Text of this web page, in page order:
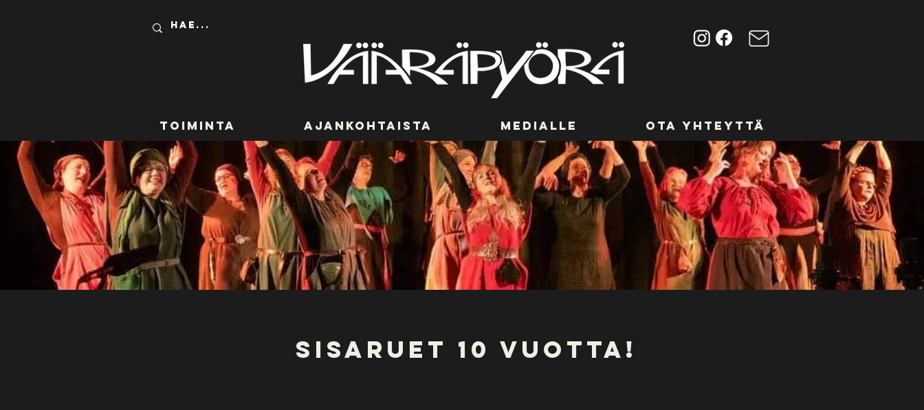
Toiminta Ajankohtaista Medialle Ota yhteyttä
sisaruet 10 vuotta!